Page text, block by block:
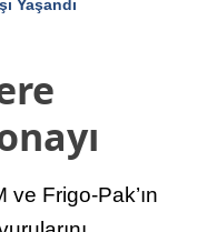
Yaşandı
Frigo-Pak’ın